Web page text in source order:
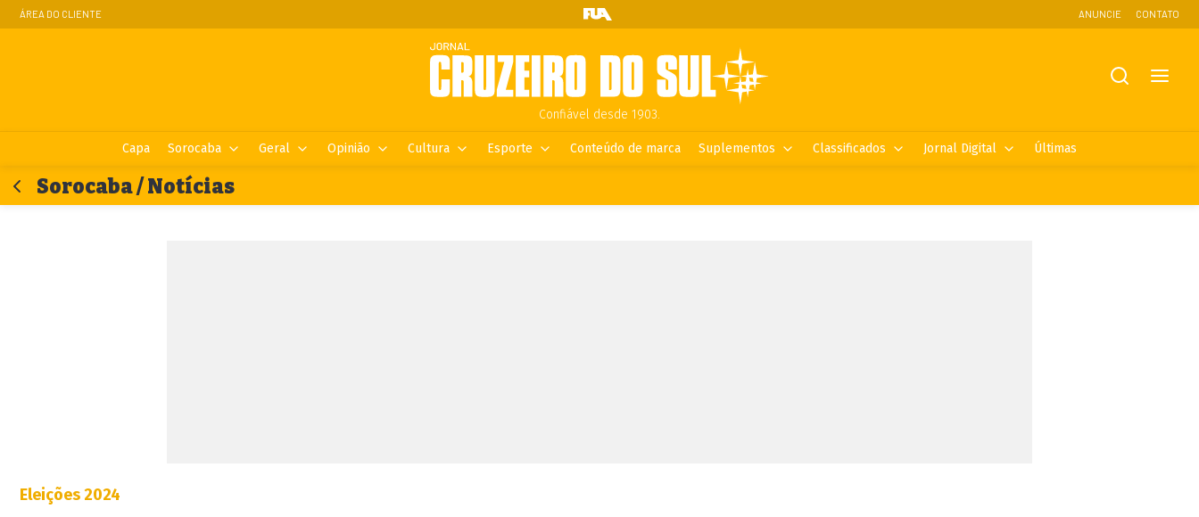
ÁREA DO CLIENTE ANUNCIE CONTATO
Confiável desde 1903.
Capa Sorocaba Geral Opinião Cultura Esporte Conteúdo de marca Suplementos Classificados Jornal Digital Últimas
Sorocaba / Notícias
Eleições 2024